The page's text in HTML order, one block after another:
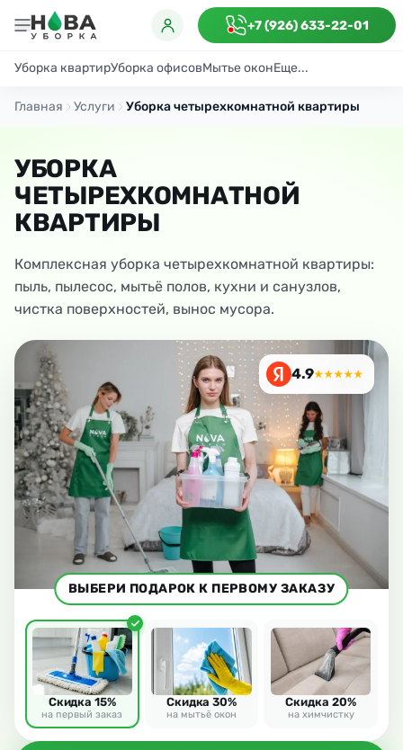
+7 (926) 633-22-01
Уборка квартирУборка офисовМытье оконЕще...
ГенеральнаяПоддерживающаяПосле ремонта
Главная Услуги Уборка четырехкомнатной квартиры
УБОРКА
ЧЕТЫРЕХКОМНАТНОЙ
КВАРТИРЫ
Комплексная уборка четырехкомнатной квартиры:
пыль, пылесос, мытьё полов, кухни и санузлов,
чистка поверхностей, вынос мусора.
4.9★★★★★
ВЫБЕРИ ПОДАРОК К ПЕРВОМУ ЗАКАЗУ
Скидка 15%
на первый заказ
Скидка 30%
на мытьё окон
Скидка 20%
на химчистку